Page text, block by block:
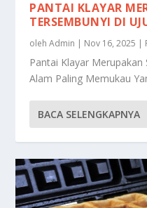
PANTAI KLAYAR
TERSEMBUNYI DI
olehAdmin | Nov 16, 2025 |
Pantai Klayar
Alam Paling Memukau
BACA SELENGKAPNYA